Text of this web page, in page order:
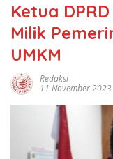
Ketua
Milik
UMKM
Redaksi
11 November 2023